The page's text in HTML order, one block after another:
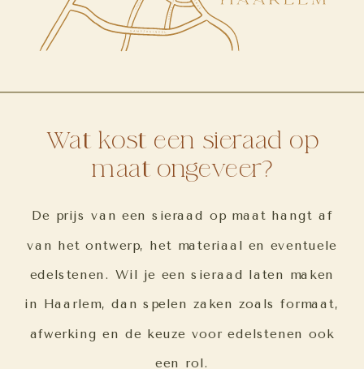
De prijs van een sieraad op maat hangt af
van het ontwerp, het materiaal en eventuele
edelstenen. Wil je een sieraad laten maken
in Haarlem, dan spelen zaken zoals formaat,
afwerking en de keuze voor edelstenen ook
een rol.
Wat kost een sieraad op
maat ongeveer?